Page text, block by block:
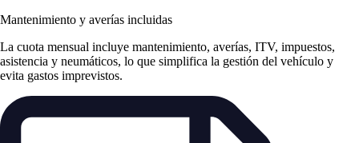
Mantenimiento y averías incluidas
La cuota mensual incluye mantenimiento, averías, ITV, impuestos,
asistencia y neumáticos, lo que simplifica la gestión del vehículo y
evita gastos imprevistos.